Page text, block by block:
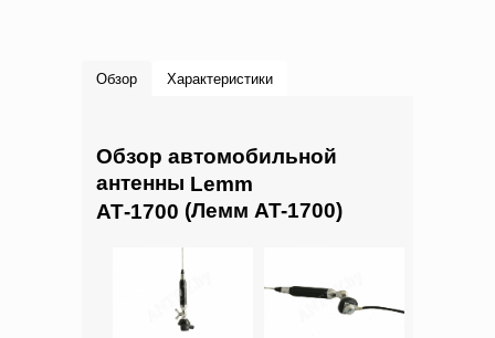
Обзор Характеристики
Обзор автомобильной
антенны Lemm
АТ-1700 (Лемм AT-1700)